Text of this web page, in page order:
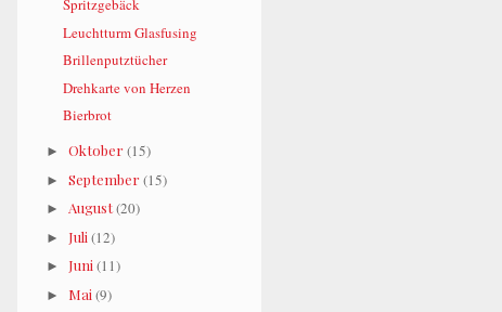
Spritzgebäck
Leuchtturm Glasfusing
Brillenputztücher
Drehkarte von Herzen
Bierbrot
► Oktober (15)
► September (15)
► August (20)
► Juli (12)
► Juni (11)
► Mai (9)